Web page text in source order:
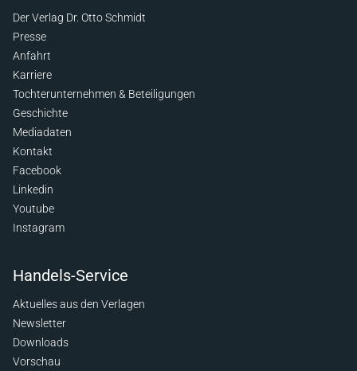
Der Verlag Dr. Otto Schmidt
Presse
Anfahrt
Karriere
Tochterunternehmen & Beteiligungen
Geschichte
Mediadaten
Kontakt
Facebook
Linkedin
Youtube
Instagram
Handels-Service
Aktuelles aus den Verlagen
Newsletter
Downloads
Vorschau